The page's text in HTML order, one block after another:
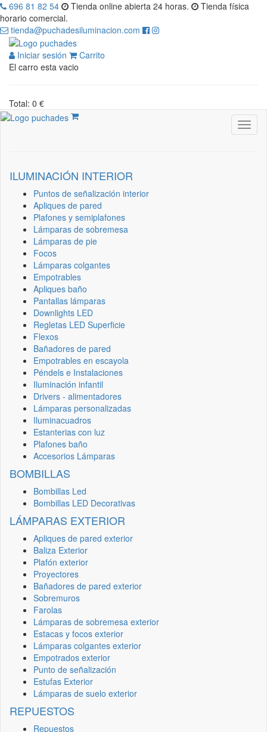
696 81 82 54 Tienda online abierta 24 horas.
Tienda física
horario comercial.
tienda@puchadesiluminacion.com
Iniciar sesión
Carrito
El carro esta vacio
Total: 0 €
ILUMINACIÓN INTERIOR
Puntos de señalización interior
Apliques de pared
Plafones y semiplafones
Lámparas de sobremesa
Lámparas de pie
Focos
Lámparas colgantes
Empotrables
Apliques baño
Pantallas lámparas
Downlights LED
Regletas LED Superficie
Flexos
Bañadores de pared
Empotrables en escayola
Péndels e Instalaciones
Iluminación infantil
Drivers - alimentadores
Lámparas personalizadas
Iluminacuadros
Estanterias con luz
Plafones baño
Accesorios Lámparas
BOMBILLAS
Bombillas Led
Bombillas LED Decorativas
LÁMPARAS EXTERIOR
Apliques de pared exterior
Baliza Exterior
Plafón exterior
Proyectores
Bañadores de pared exterior
Sobremuros
Farolas
Lámparas de sobremesa exterior
Estacas y focos exterior
Lámparas colgantes exterior
Empotrados exterior
Punto de señalización
Estufas Exterior
Lámparas de suelo exterior
REPUESTOS
Repuestos